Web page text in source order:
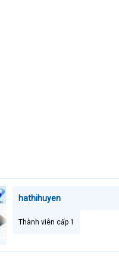
hathihuyen
Thành viên cấp 1